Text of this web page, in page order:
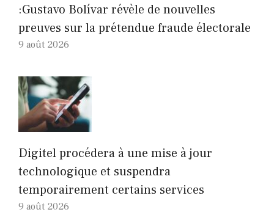
:Gustavo Bolívar révèle de nouvelles
preuves sur la prétendue fraude électorale
9 août 2026
Digitel procédera à une mise à jour
technologique et suspendra
temporairement certains services
9 août 2026